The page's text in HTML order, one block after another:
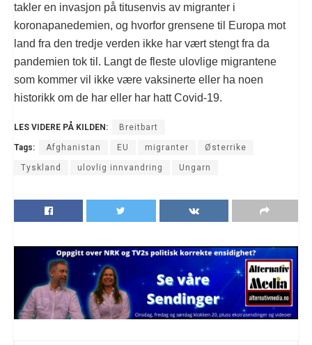
takler en invasjon på titusenvis av migranter i
koronapanedemien, og hvorfor grensene til Europa mot
land fra den tredje verden ikke har vært stengt fra da
pandemien tok til. Langt de fleste ulovlige migrantene
som kommer vil ikke være vaksinerte eller ha noen
historikk om de har eller har hatt Covid-19.
LES VIDERE PÅ KILDEN: Breitbart
Tags: Afghanistan EU migranter Østerrike
Tyskland ulovlig innvandring Ungarn